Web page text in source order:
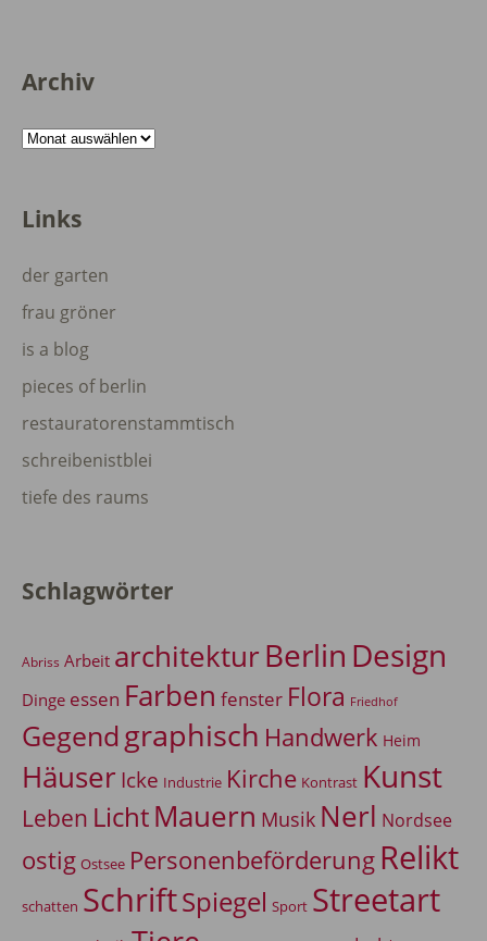
Archiv
Archiv
Links
der garten
frau gröner
is a blog
pieces of berlin
restauratorenstammtisch
schreibenistblei
tiefe des raums
Schlagwörter
Abriss Arbeit architekturBerlin Design
Dinge essen Farben fenster Flora Friedhof
Gegendgraphisch Handwerk Heim
Häuser Icke Industrie Kirche Kontrast Kunst
Leben LichtMauern Musik Nerl Nordsee
ostig Ostsee Personenbeförderung Relikt
schatten SchriftSpiegel Sport Streetart